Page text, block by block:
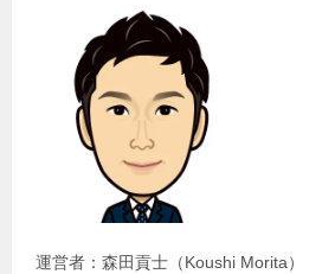
運営者：森田貢士（Koushi Morita）